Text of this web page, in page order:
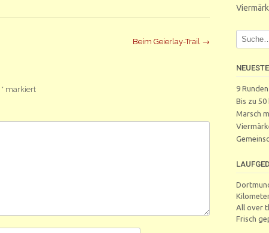
Beim Geierlay-Trail →
* markiert
9
Bis zu 50
Marsch
All over
Frisch